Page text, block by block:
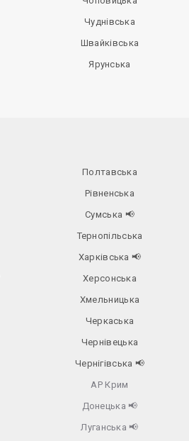
Чуднівська
Швайківська
Ярунська
Полтавська
Рівненська
Сумська 📢
Тернопільська
Харківська 📢
Херсонська
Хмельницька
Черкаська
Чернівецька
Чернігівська 📢
АР Крим
Донецька 📢
Луганська 📢